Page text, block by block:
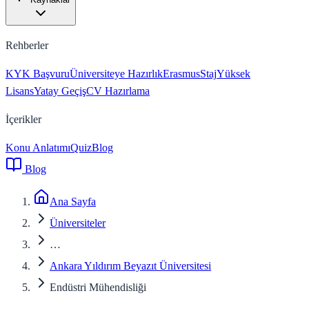
Rehberler
KYK BaşvuruÜniversiteye HazırlıkErasmusStajYüksek
LisansYatay GeçişCV Hazırlama
İçerikler
Konu AnlatımıQuizBlog
Blog
Ana Sayfa
Üniversiteler
…
Ankara Yıldırım Beyazıt Üniversitesi
Endüstri Mühendisliği